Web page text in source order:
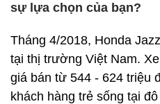
sự lựa chọn của bạn?
Tháng 4/2018, Honda
tại thị trường Việt Nam.
giá bán từ 544 - 624 triệu
khách hàng trẻ sống tại